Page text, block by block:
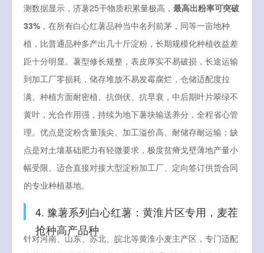
测数据显示，济薯25干物质积累量极高， 最高出粉率可突破
33% ，在所有白心红薯品种当中名列前茅，同等一亩地种
植，比普通品种多产出几十斤淀粉，长期规模化种植收益差
距十分明显。薯型修长规整，表皮厚实不易破损，长途运输
到加工厂零损耗，储存堆放不易发霉腐烂，仓储适配度拉
满。种植方面耐密植、抗倒伏、抗早衰，中后期叶片翠绿不
黄叶，光合作用强，持续为地下薯块输送养分，全程省心管
理。优点是淀粉含量顶尖、加工溢价高、耐储存耐运输；缺
点是对土壤基础肥力有轻微要求，极度贫瘠戈壁薄地产量小
幅受限。适合直接对接大型淀粉加工厂、定向签订供货合同
的专业种植基地。
4. 豫薯系列白心红薯：黄淮片区专用，麦茬
抢种高产品种
针对河南、山东、苏北、皖北等黄淮小麦主产区，专门适配